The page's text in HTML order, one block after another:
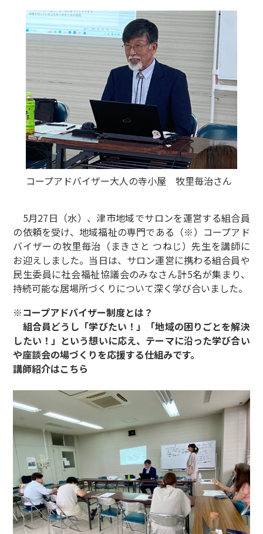
コープアドバイザー大人の寺小屋 牧里毎治さん
5月27日（水）、津市地域でサロンを運営する組合員
の依頼を受け、地域福祉の専門である（※）コープアド
バイザーの牧里毎治（まきさと つねじ）先生を講師に
お迎えしました。当日は、サロン運営に携わる組合員や
民生委員に社会福祉協議会のみなさん計5名が集まり、
持続可能な居場所づくりについて深く学び合いました。
※コープアドバイザー制度とは？
組合員どうし「学びたい！」「地域の困りごとを解決
したい！」という想いに応え、テーマに沿った学び合い
や座談会の場づくりを応援する仕組みです。
講師紹介はこちら